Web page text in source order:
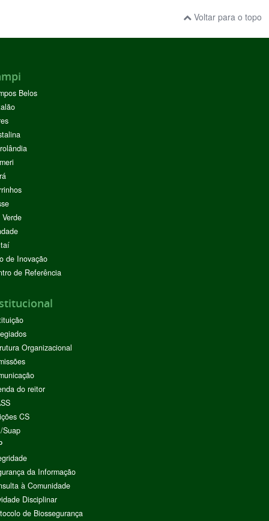
Voltar para o topo
Belos
de Inovação
de Referência
Organizacional
do reitor
CS
Suap
da Informação
à Comunidade
Disciplinar
de Biossegurança